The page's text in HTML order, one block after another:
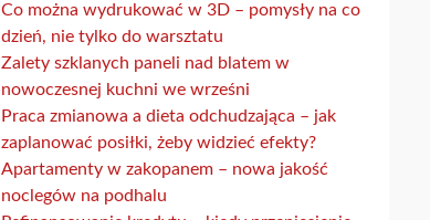
Co można wydrukować w 3D – pomysły na co
dzień, nie tylko do warsztatu
Zalety szklanych paneli nad blatem w
nowoczesnej kuchni we wrześni
Praca zmianowa a dieta odchudzająca – jak
zaplanować posiłki, żeby widzieć efekty?
Apartamenty w zakopanem – nowa jakość
noclegów na podhalu